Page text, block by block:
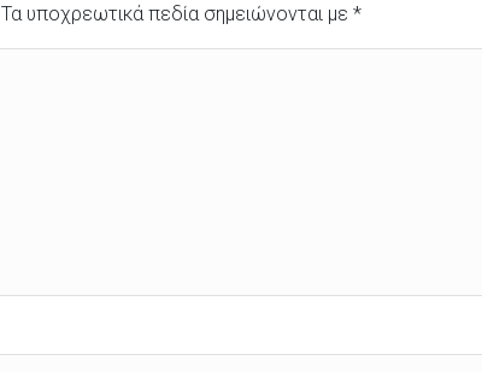
Τα υποχρεωτικά πεδία σημειώνονται με *